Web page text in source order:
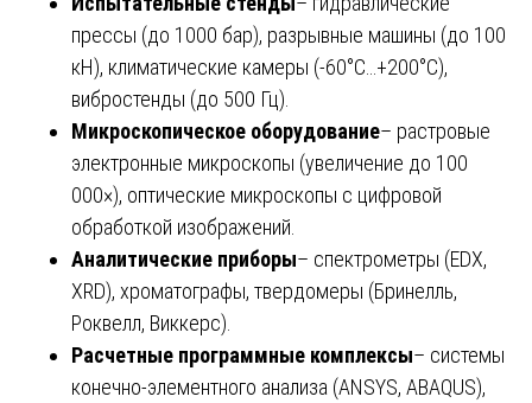
прессы (до 1000 бар), разрывные машины (до 100
кН), климатические камеры (-60°C…+200°C),
вибростенды (до 500 Гц).
Микроскопическое оборудование– растровые
электронные микроскопы (увеличение до 100
000×), оптические микроскопы с цифровой
обработкой изображений.
Аналитические приборы– спектрометры (EDX,
XRD), хроматографы, твердомеры (Бринелль,
Роквелл, Виккерс).
Расчетные программные комплексы– системы
конечно-элементного анализа (ANSYS, ABAQUS),